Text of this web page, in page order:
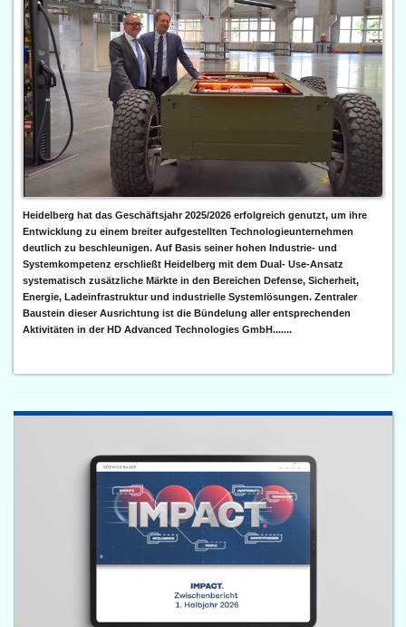
Heidelberg hat das Geschäftsjahr 2025/2026 erfolgreich genutzt, um ihre
Entwicklung zu einem breiter aufgestellten Technologieunternehmen
deutlich zu beschleunigen. Auf Basis seiner hohen Industrie- und
Systemkompetenz erschließt Heidelberg mit dem Dual- Use-Ansatz
systematisch zusätzliche Märkte in den Bereichen Defense, Sicherheit,
Energie, Ladeinfrastruktur und industrielle Systemlösungen. Zentraler
Baustein dieser Ausrichtung ist die Bündelung aller entsprechenden
Aktivitäten in der HD Advanced Technologies GmbH.......